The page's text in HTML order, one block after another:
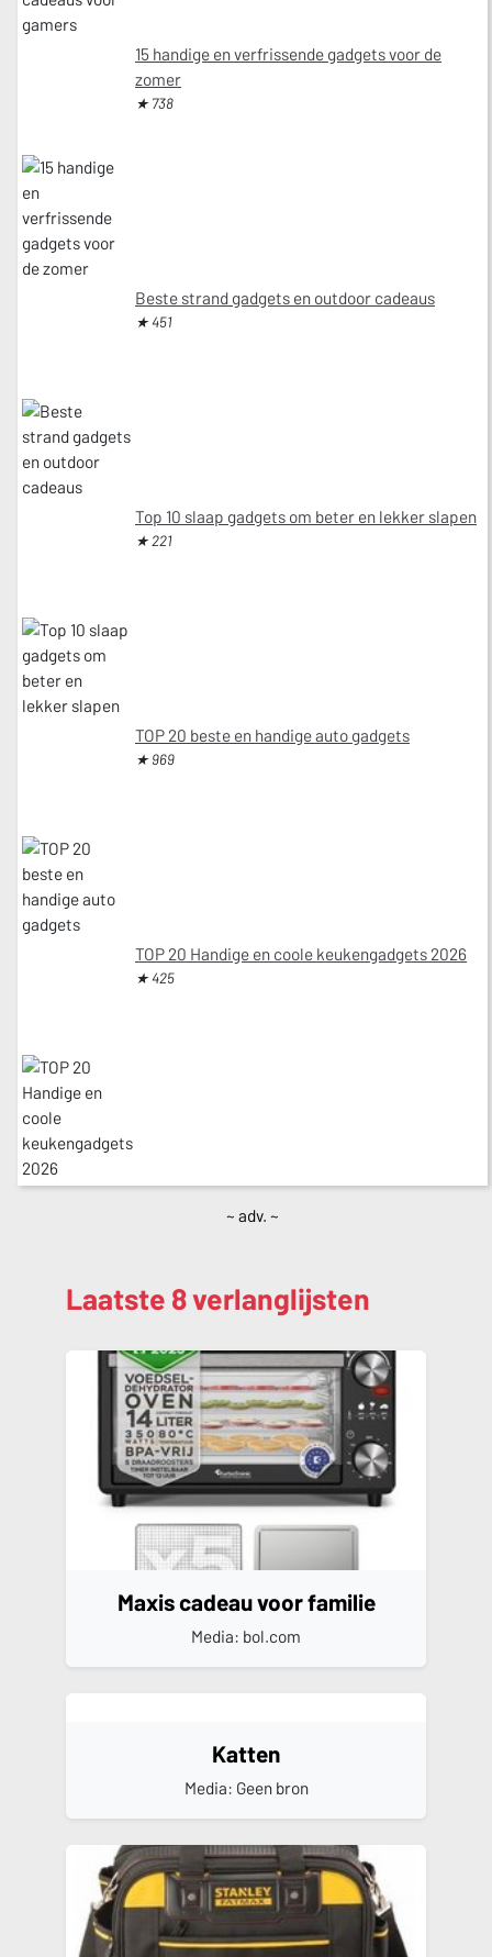
15 handige en verfrissende gadgets voor de
zomer
★ 738
Beste strand gadgets en outdoor cadeaus
★ 451
Top 10 slaap gadgets om beter en lekker slapen
★ 221
TOP 20 beste en handige auto gadgets
★ 969
TOP 20 Handige en coole keukengadgets 2026
★ 425
~ adv. ~
Laatste 8 verlanglijsten
Maxis cadeau voor familie
Media: bol.com
Katten
Media: Geen bron